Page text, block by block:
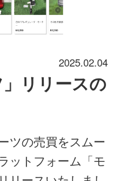
2025.02.04
」リリースの
ツの売買をスムー
ットフォーム「モ